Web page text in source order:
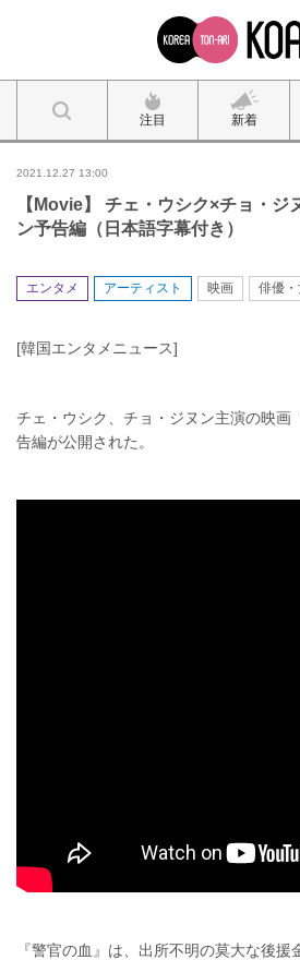
注目 新着
2021.12.27 13:00
【Movie】 チェ・ウシク×チョ・ジ
ン予告編（日本語字幕付き）
エンタメ アーティスト 映画 俳優
[韓国エンタメニュース]
チェ・ウシク、チョ・ジヌン主演の映画
告編が公開された。
『警官の血』は、出所不明の莫大な後